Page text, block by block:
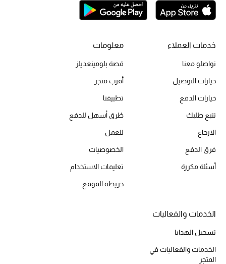
أحذية النسائية
أحذية للأطفال
أبرز المصممين
تسوقوا الأحذية
خدمات العملاء
تواصلو معنا
خيارات التوصيل
خيارات الدفع
تتبع طلبك
الارجاع
فرق الدفع
أسئلة مكررة
معلومات
قصة بلومينغديلز
أقرب متجر
تطبيقنا
طُرق أسهل للدفع
للعمل
الخصوصيات
تعليمات الاستخدام
خريطة الموقع
الخدمات والفعاليات
تسجيل الهدايا
الخدمات والفعاليات في
المتجر